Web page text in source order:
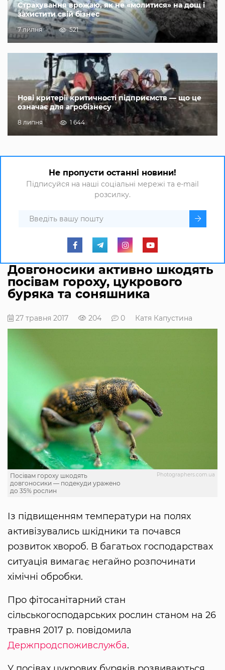
Страхування врожаю, як не «молитися» на дощ і
захистити свій бізнес
7 липня 521
Нові критерії критичності підприємств — що це
означає для агробізнесу
8 липня 1 644
Не пропусти останні новини!
Підписуйся на наші соціальні мережі та e-mail
розсилку.
Довгоносики активно шкодять
посівам гороху, цукрового
буряка та соняшника
27 травня 2017 204 0 Катя Капустина
Photographers.com.ua
Посівам гороху шкодять
довгоносики — подекуди уражено
до 35% рослин
Із підвищенням температури на полях
активізувались шкідники та почався
розвиток хвороб. В багатьох господарствах
ситуація вимагає негайно розпочинати
хімічні обробки.
Про фітосанітарний стан
сільськогосподарських рослин станом на 26
травня 2017 р. повідомила
Держпродспоживслужба.